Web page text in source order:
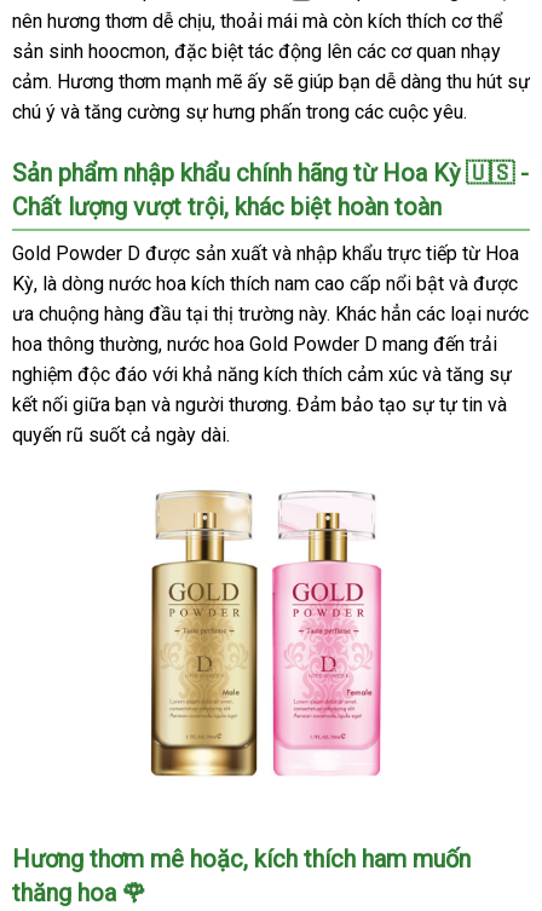
nên hương thơm dễ chịu, thoải mái mà còn kích thích cơ thể
sản sinh hoocmon, đặc biệt tác động lên các cơ quan nhạy
cảm. Hương thơm mạnh mẽ ấy sẽ giúp bạn dễ dàng thu hút sự
chú ý và tăng cường sự hưng phấn trong các cuộc yêu.
Sản phẩm nhập khẩu chính hãng từ Hoa Kỳ 🇺🇸 -
Chất lượng vượt trội, khác biệt hoàn toàn
Gold Powder D được sản xuất và nhập khẩu trực tiếp từ Hoa
Kỳ, là dòng nước hoa kích thích nam cao cấp nổi bật và được
ưa chuộng hàng đầu tại thị trường này. Khác hẳn các loại nước
hoa thông thường, nước hoa Gold Powder D mang đến trải
nghiệm độc đáo với khả năng kích thích cảm xúc và tăng sự
kết nối giữa bạn và người thương. Đảm bảo tạo sự tự tin và
quyến rũ suốt cả ngày dài.
Nước
hoa
Gold
Hương thơm mê hoặc, kích thích ham muốn
thăng hoa 🌹